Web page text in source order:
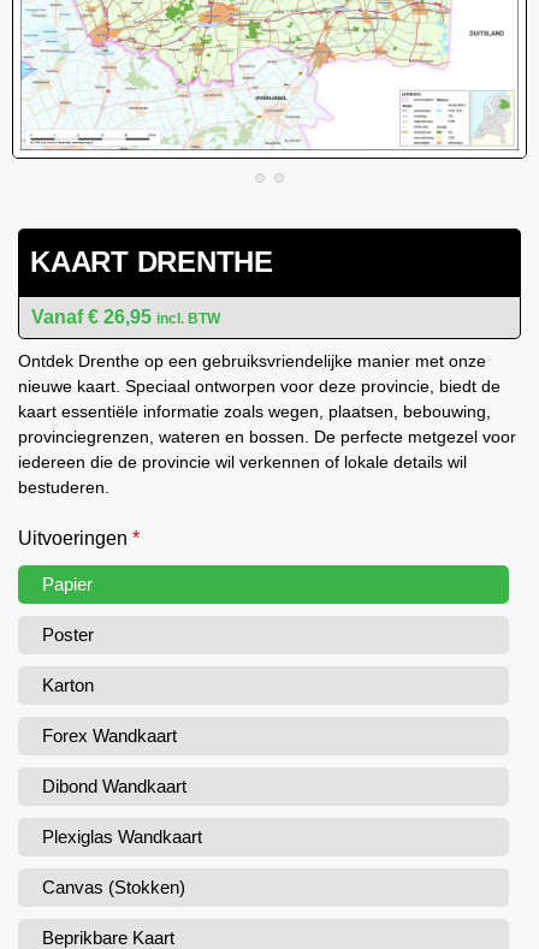
KAART DRENTHE
€ 26,95 incl. BTW
Ontdek Drenthe op een gebruiksvriendelijke manier met onze
nieuwe kaart. Speciaal ontworpen voor deze provincie, biedt de
kaart essentiële informatie zoals wegen, plaatsen, bebouwing,
provinciegrenzen, wateren en bossen. De perfecte metgezel voor
iedereen die de provincie wil verkennen of lokale details wil
bestuderen.
Uitvoeringen *
Papier
Poster
Karton
Forex Wandkaart
Dibond Wandkaart
Plexiglas Wandkaart
Canvas (Stokken)
Beprikbare Kaart